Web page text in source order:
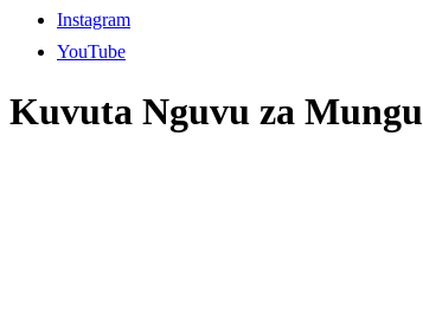
Instagram
YouTube
Kuvuta Nguvu za Mungu